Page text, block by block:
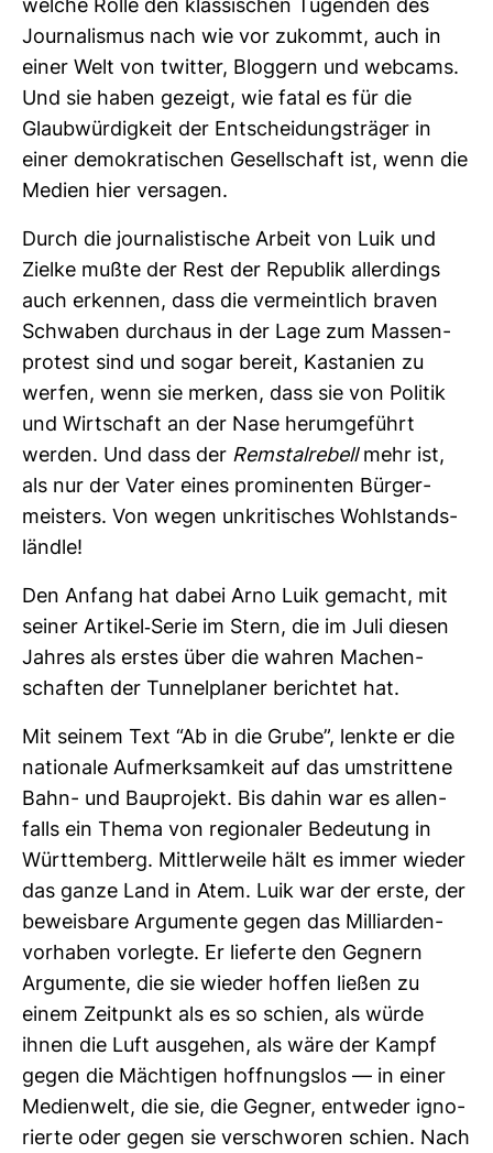
welche Rolle den klas­si­schen Tugenden des
Jour­na­lismus nach wie vor zukommt, auch in
einer Welt von twitter, Blog­gern und web­cams.
Und sie haben gezeigt, wie fatal es für die
Glaub­wür­dig­keit der Ent­schei­dungs­träger in
einer demo­kra­ti­schen Gesell­schaft ist, wenn die
Medien hier ver­sagen.
Durch die jour­na­lis­ti­sche Arbeit von Luik und
Zielke mußte der Rest der Repu­blik aller­dings
auch erkennen, dass die ver­meint­lich braven
Schwaben durchaus in der Lage zum Mas­sen­
pro­test sind und sogar bereit, Kas­ta­nien zu
werfen, wenn sie merken, dass sie von Politik
und Wirt­schaft an der Nase her­um­ge­führt
werden. Und dass der Remst­al­re­bellmehr ist,
als nur der Vater eines pro­mi­nenten Bür­ger­
meis­ters. Von wegen unkri­ti­sches Wohl­stands­
ländle!
Den Anfang hat dabei Arno Luik gemacht, mit
seiner Artikel-​Serie im Stern, die im Juli diesen
Jahres als erstes über die wahren Machen­
schaften der Tun­nel­planer berichtet hat.
Mit seinem Text “Ab in die Grube”, lenkte er die
natio­nale Auf­merk­sam­keit auf das umstrit­tene
Bahn- und Bau­pro­jekt. Bis dahin war es allen­
falls ein Thema von regio­naler Bedeu­tung in
Würt­tem­berg. Mitt­ler­weile hält es immer wieder
das ganze Land in Atem. Luik war der erste, der
beweis­bare Argu­mente gegen das Mil­li­ar­den­
vor­haben vor­legte. Er lie­ferte den Geg­nern
Argu­mente, die sie wieder hoffen ließen zu
einem Zeit­punkt als es so schien, als würde
ihnen die Luft aus­gehen, als wäre der Kampf
gegen die Mäch­tigen hoff­nungslos — in einer
Medi­en­welt, die sie, die Gegner, ent­weder igno­
rierte oder gegen sie ver­schworen schien. Nach